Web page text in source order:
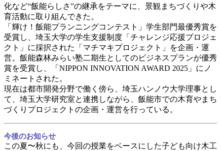
化など“飯能らしさ”の継承をテーマに、景観まちづくりや木
育活動に取り組んできた。
「輝け！飯能プランニングコンテスト」学生部門最優秀賞を
受賞し、埼玉大学の学生支援制度「チャレンジ応援プロジェ
クト」に採択された「マチマキプロジェクト」を企画・運
営。飯能森林みらい塾二期生としてのビジネスプランが優秀
賞を受賞し、「NIPPON INNOVATION AWARD 2025」にノ
ミネートされた。
現在は都市開発分野で働く傍ら、埼玉ハンノウ大学理事とし
て、埼玉大学研究室と連携しながら、飯能市での木育やまち
づくりプロジェクトの企画・運営を行っている。
今後のお知らせ
この夏〜秋にも、今回の授業をベースにした子ども向け木工